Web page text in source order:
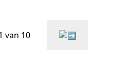
van 10